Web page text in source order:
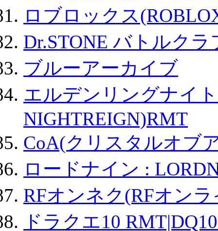
ロブロックス
Dr.STONE バトルク
ブルーアーカイブ
エルデンリングナイ
NIGHTREIGN)RMT
CoA(クリスタルオブ
ロードナイン :
RFオンネク(RFオン
ドラクエ10